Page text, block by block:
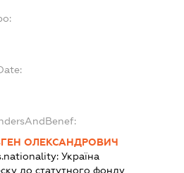
ОЛЕКСАНДРОВИЧ
Україна
до статутного фонду